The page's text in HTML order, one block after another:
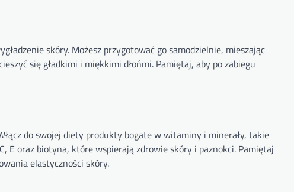
skóry. Możesz przygotować go samodzielnie, mieszając
się gładkimi i miękkimi dłońmi. Pamiętaj, aby po zabiegu
do swojej diety produkty bogate w witaminy i minerały, takie
E oraz biotyna, które wspierają zdrowie skóry i paznokci. Pamiętaj
elastyczności skóry.